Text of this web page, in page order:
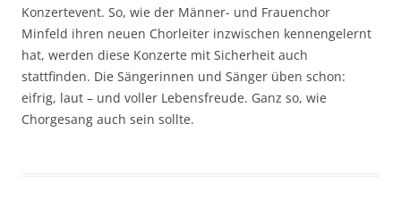
Konzertevent. So, wie der Männer- und Frauenchor
Minfeld ihren neuen Chorleiter inzwischen kennengelernt
hat, werden diese Konzerte mit Sicherheit auch
stattfinden. Die Sängerinnen und Sänger üben schon:
eifrig, laut – und voller Lebensfreude. Ganz so, wie
Chorgesang auch sein sollte.